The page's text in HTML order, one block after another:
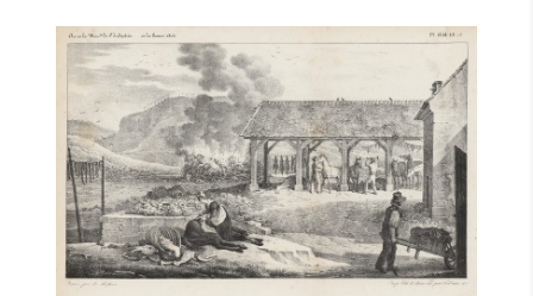
t
u
r
é
l
e